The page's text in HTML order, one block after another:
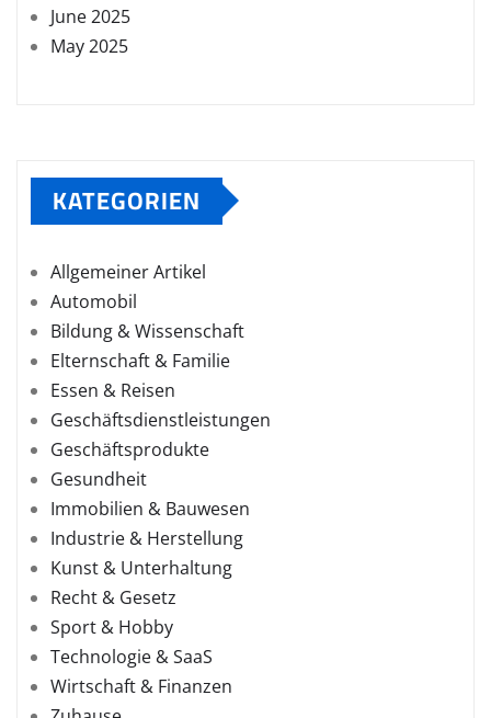
June 2025
May 2025
KATEGORIEN
Allgemeiner Artikel
Automobil
Bildung & Wissenschaft
Elternschaft & Familie
Essen & Reisen
Geschäftsdienstleistungen
Geschäftsprodukte
Gesundheit
Immobilien & Bauwesen
Industrie & Herstellung
Kunst & Unterhaltung
Recht & Gesetz
Sport & Hobby
Technologie & SaaS
Wirtschaft & Finanzen